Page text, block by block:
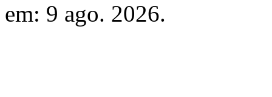
em: 9 ago. 2026.